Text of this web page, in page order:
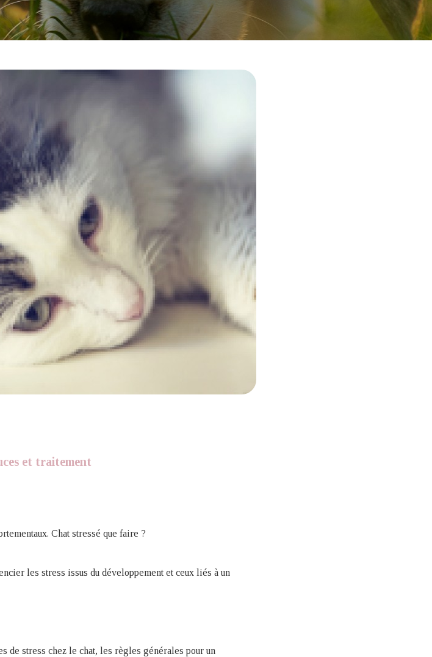
et traitement
Chat stressé que faire ?
les stress issus du développement et ceux liés à un
de stress chez le chat, les règles générales pour un